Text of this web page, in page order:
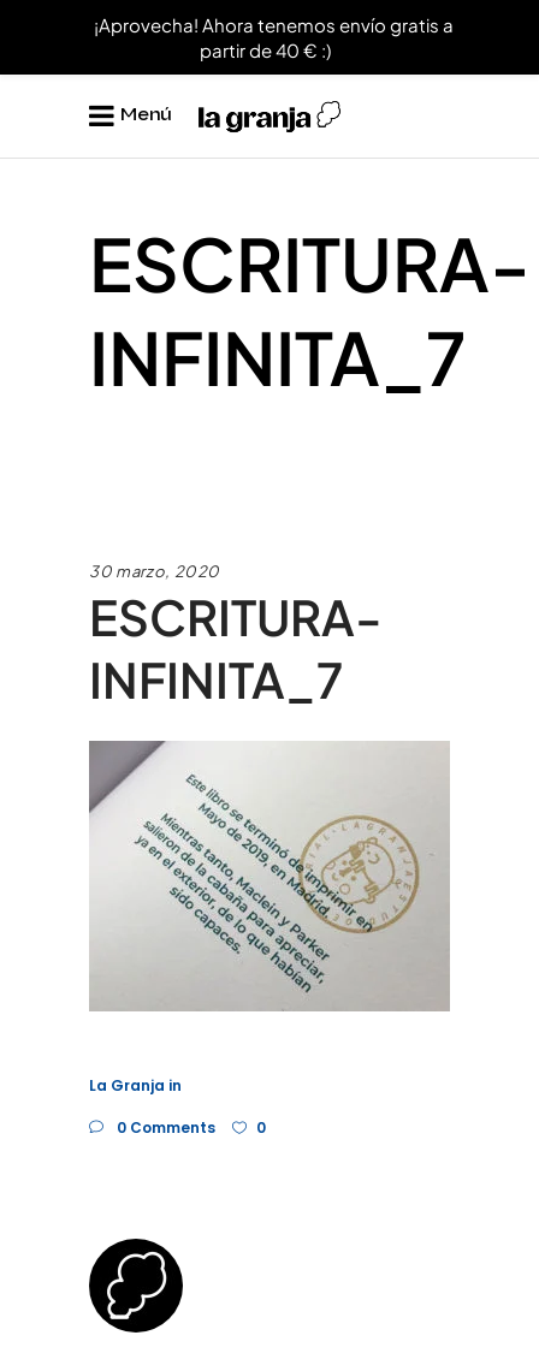
Menú
ESCRITURA-
INFINITA_7
30 marzo, 2020
ESCRITURA-
INFINITA_7
La Granja in
0 Comments 0
¡Aprovecha! Ahora tenemos envío gratis a
partir de 40 € :)